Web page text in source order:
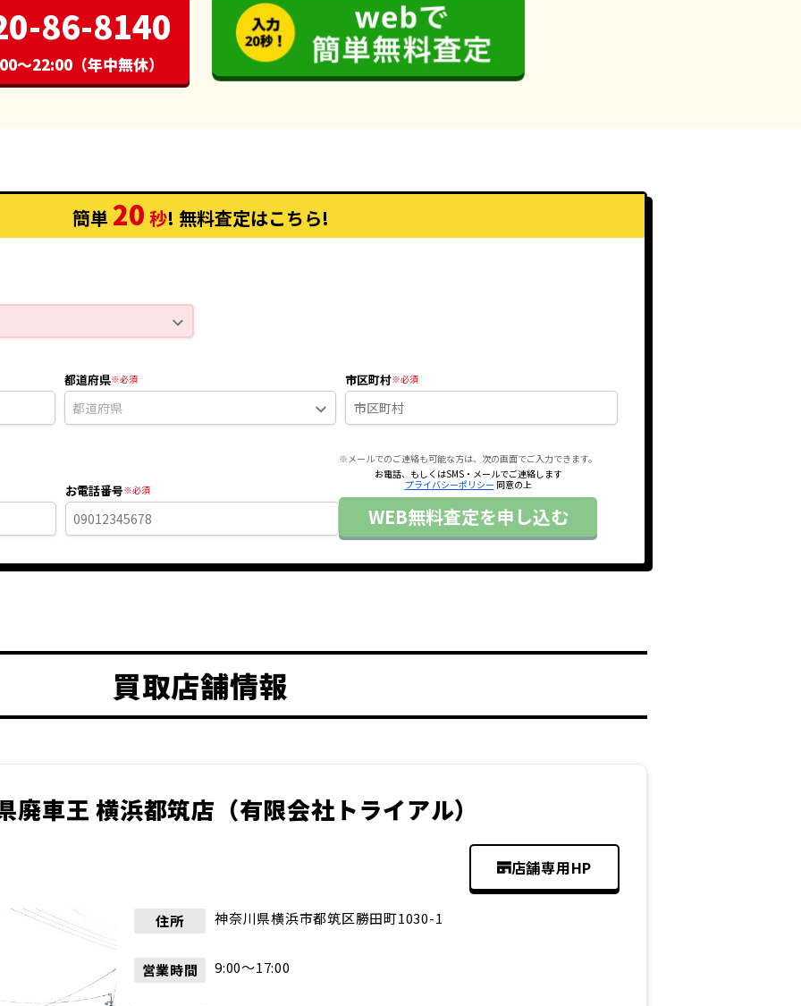
86-8140
〜22:00（年中無休）
簡単 20 秒! 無料査定はこちら!
都道府県 市区町村
お電話番号
※メールでのご連絡も可能な方は、次の画面でご入力できます。
お電話、もしくはSMS・メールでご連絡します
プライバシーポリシー 同意の上
WEB無料査定を申し込む
買取店舗情報
廃車王 横浜都筑店 （有限会社トライアル）
店舗専用HP
住所 神奈川県横浜市都筑区勝田町1030-1
営業時間 9:00〜17:00